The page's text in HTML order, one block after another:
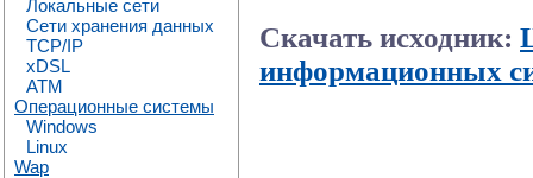
Локальные сети
Сети хранения данных
TCP/IP
xDSL
ATM
Операционные системы
Windows
Linux
Wap
Скачать исходник:
информационных